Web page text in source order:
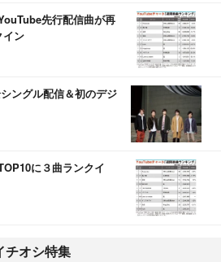
先行配信曲が再
ン
ングル配信＆初のデジ
に３曲ランクイ
チオシ特集